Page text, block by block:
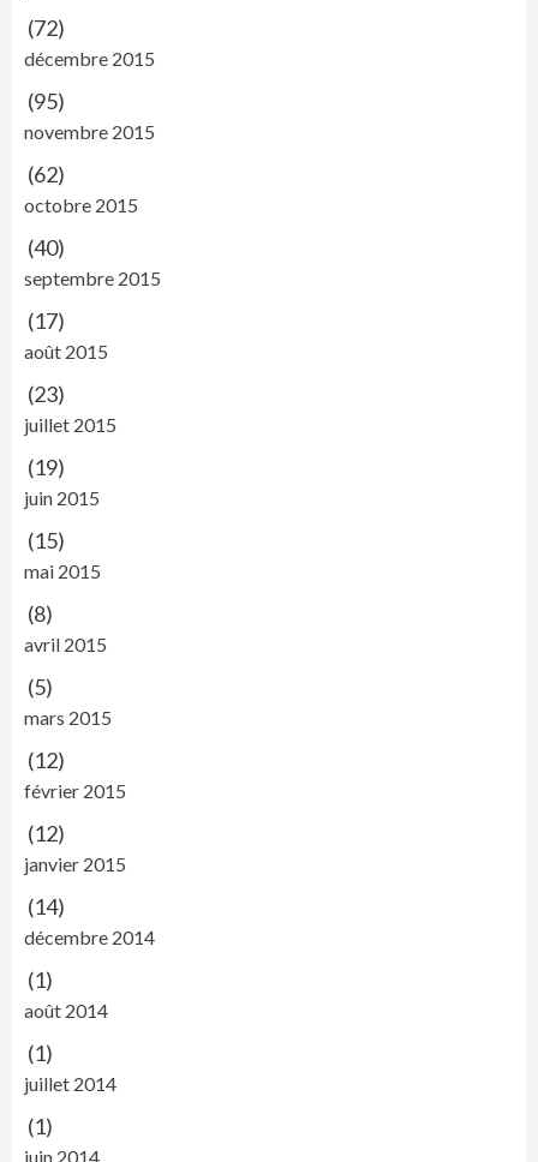
(72)
décembre 2015
(95)
novembre 2015
(62)
octobre 2015
(40)
septembre 2015
(17)
août 2015
(23)
juillet 2015
(19)
juin 2015
(15)
mai 2015
(8)
avril 2015
(5)
mars 2015
(12)
février 2015
(12)
janvier 2015
(14)
décembre 2014
(1)
août 2014
(1)
juillet 2014
(1)
juin 2014